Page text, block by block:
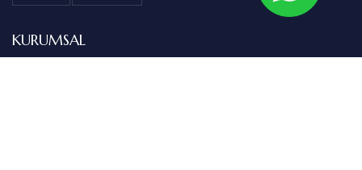
KURUMSAL